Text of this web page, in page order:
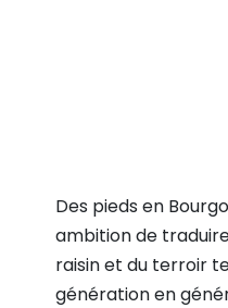
Des pieds en
ambition de
raisin et du terroir
génération en